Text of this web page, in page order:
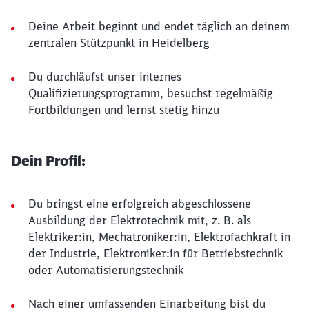
Deine Arbeit beginnt und endet täglich an deinem
zentralen Stützpunkt in Heidelberg
Du durchläufst unser internes
Qualifizierungsprogramm, besuchst regelmäßig
Fortbildungen und lernst stetig hinzu
Dein Profil:
Du bringst eine erfolgreich abgeschlossene
Ausbildung der Elektrotechnik mit, z. B. als
Elektriker:in, Mechatroniker:in, Elektrofachkraft in
der Industrie, Elektroniker:in für Betriebstechnik
oder Automatisierungstechnik
Nach einer umfassenden Einarbeitung bist du